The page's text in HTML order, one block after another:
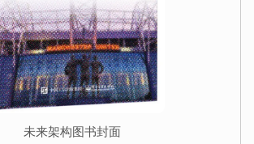
未来架构图书封面